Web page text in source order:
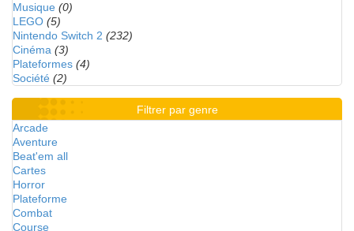
Musique (0)
LEGO (5)
Nintendo Switch 2 (232)
Cinéma (3)
Plateformes (4)
Société (2)
Filtrer par genre
Arcade
Aventure
Beat'em all
Cartes
Horror
Plateforme
Combat
Course